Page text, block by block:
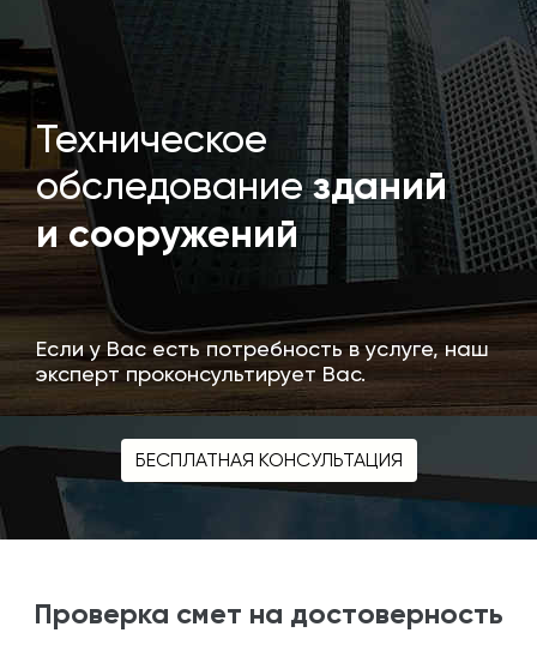
Техническое
обследованиезданий
и сооружений
Если у Вас есть потребность в услуге, наш
эксперт проконсультирует Вас.
БЕСПЛАТНАЯ КОНСУЛЬТАЦИЯ
Проверка смет на достоверность